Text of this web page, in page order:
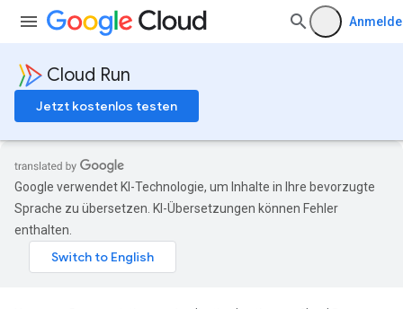
Cloud Run
Jetzt kostenlos testen
Google verwendet KI-Technologie, um Inhalte in Ihre bevorzugte
Sprache zu übersetzen. KI-Übersetzungen können Fehler
enthalten.